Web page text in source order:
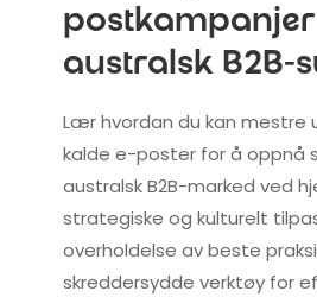
australsk B2B-
Lær hvordan du kan mestre
kalde e-poster for å oppnå
australsk B2B-marked ved
strategiske og kulturelt
overholdelse av beste
skreddersydde verktøy for